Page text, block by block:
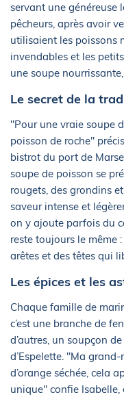
servant une généreuse
pêcheurs, après avoir
utilisaient les poissons
invendables et les
une soupe
Le secret de la
"Pour une vraie soupe
poisson de roche"
bistrot du port de
soupe de poisson se
rougets, des grondins
saveur intense et
on y ajoute parfois du
reste toujours le même
arêtes et des têtes qui
Les épices et les
Chaque famille de
c’est une branche de
d’autres, un soupçon
d’Espelette. "Ma
d’orange séchée, cela
unique" confie Isabelle,